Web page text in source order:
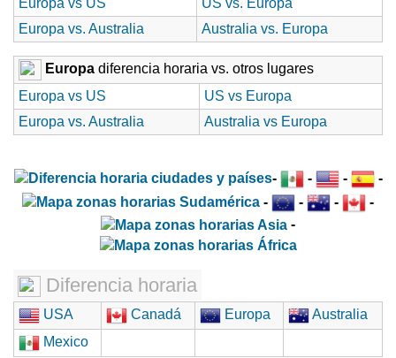
Europa vs. Australia
Australia vs. Europa
Europa diferencia horaria vs. otros lugares
Europa vs US
US vs Europa
Europa vs. Australia
Australia vs Europa
- - -
-
-
- -
-
-
Diferencia horaria
USA Canadá Europa
Australia
Mexico